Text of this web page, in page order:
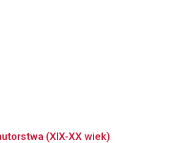
(XIX-XX wiek)